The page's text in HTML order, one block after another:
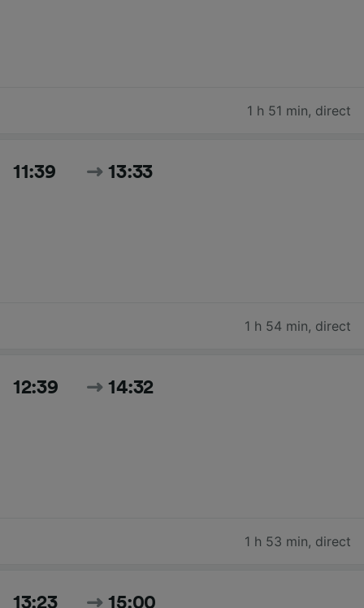
1 h 51 min, direct
11:39 13:33
1 h 54 min, direct
12:39 14:32
1 h 53 min, direct
13:23 15:00